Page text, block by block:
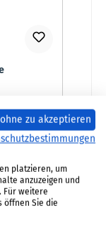
zu akzeptieren
platzieren, um
anzuzeigen und
Für weitere
öffnen Sie die